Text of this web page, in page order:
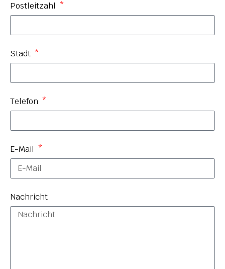
Postleitzahl
Stadt
Telefon
E-Mail
Nachricht